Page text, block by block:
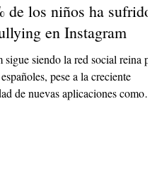
de los niños ha sufrido
en Instagram
sigue siendo la red social reina para
pese a la creciente
de nuevas aplicaciones como